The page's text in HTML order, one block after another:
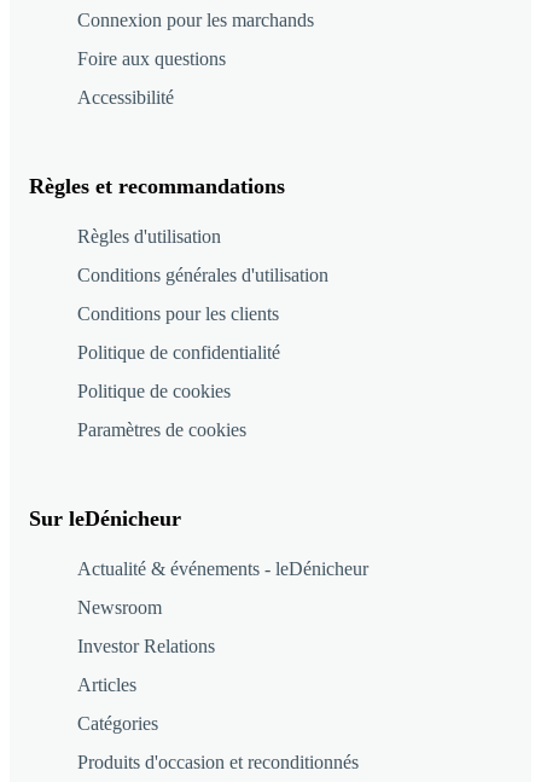
Connexion pour les marchands
Foire aux questions
Accessibilité
Règles et recommandations
Règles d'utilisation
Conditions générales d'utilisation
Conditions pour les clients
Politique de confidentialité
Politique de cookies
Paramètres de cookies
Sur leDénicheur
Actualité & événements - leDénicheur
Newsroom
Investor Relations
Articles
Catégories
Produits d'occasion et reconditionnés